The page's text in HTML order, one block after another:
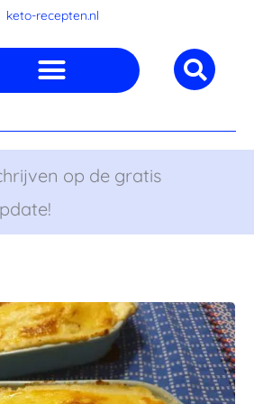
keto-recepten.nl
op de gratis